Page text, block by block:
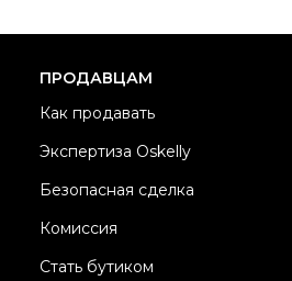
ПРОДАВЦАМ
Как продавать
Экспертиза Oskelly
Безопасная сделка
Комиссия
Стать бутиком